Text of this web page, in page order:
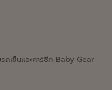
ถเข็นและคาร์ซีท Baby Gear